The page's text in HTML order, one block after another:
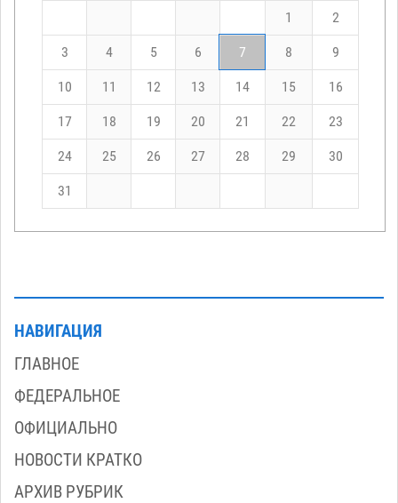
1 2
3 4 5 6 7 8 9
10 11 12 13 14 15 16
17 18 19 20 21 22 23
24 25 26 27 28 29 30
31
НАВИГАЦИЯ
ГЛАВНОЕ
ФЕДЕРАЛЬНОЕ
ОФИЦИАЛЬНО
НОВОСТИ КРАТКО
АРХИВ РУБРИК